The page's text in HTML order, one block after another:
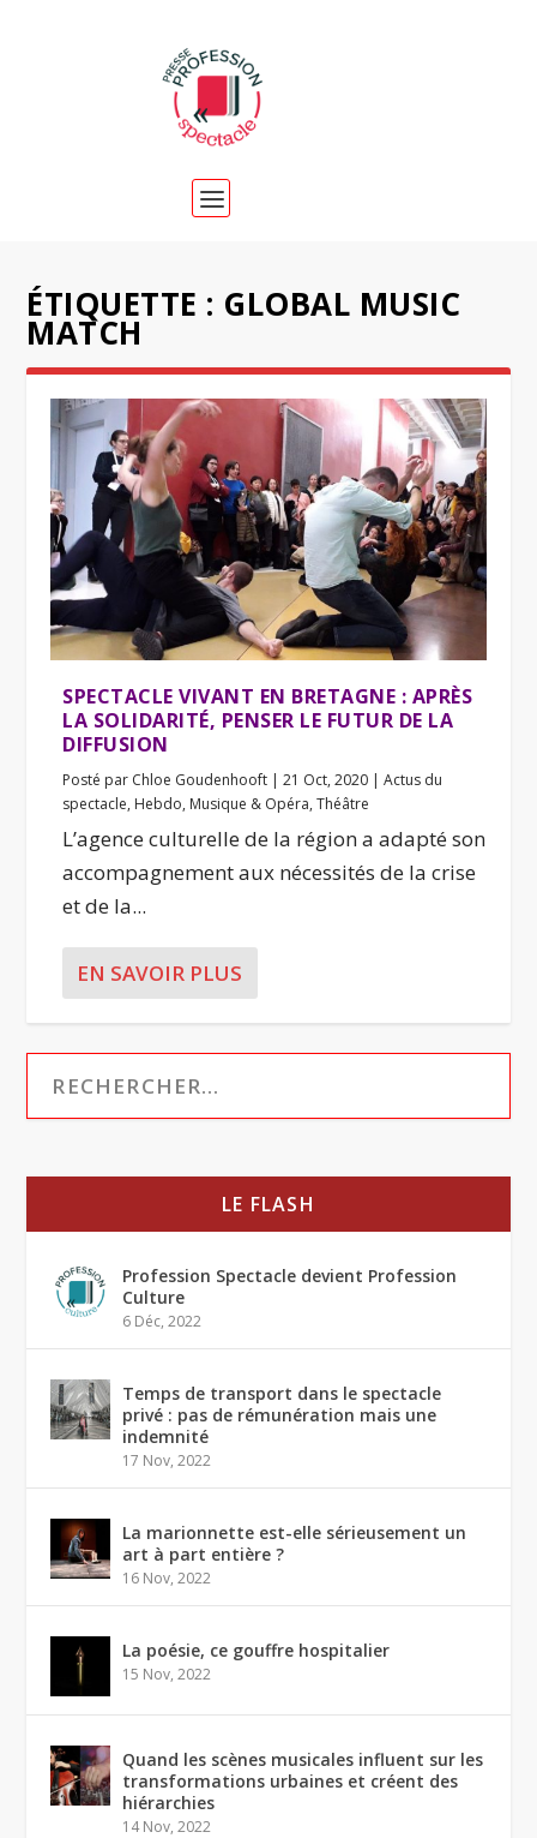
ÉTIQUETTE : GLOBAL MUSIC
MATCH
SPECTACLE VIVANT EN BRETAGNE : APRÈS
LA SOLIDARITÉ, PENSER LE FUTUR DE LA
DIFFUSION
Posté par Chloe Goudenhooft |21 Oct, 2020 |Actus du
spectacle, Hebdo, Musique & Opéra,Théâtre
L’agence culturelle de la région a adapté son
accompagnement aux nécessités de la crise
et de la...
EN SAVOIR PLUS
LE FLASH
Profession Spectacle devient Profession
Culture
6 Déc, 2022
Temps de transport dans le spectacle
privé : pas de rémunération mais une
indemnité
17 Nov, 2022
La marionnette est-elle sérieusement un
art à part entière ?
16 Nov, 2022
La poésie, ce gouffre hospitalier
15 Nov, 2022
Quand les scènes musicales influent sur les
transformations urbaines et créent des
hiérarchies
14 Nov, 2022